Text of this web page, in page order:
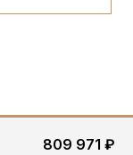
809 971 ₽